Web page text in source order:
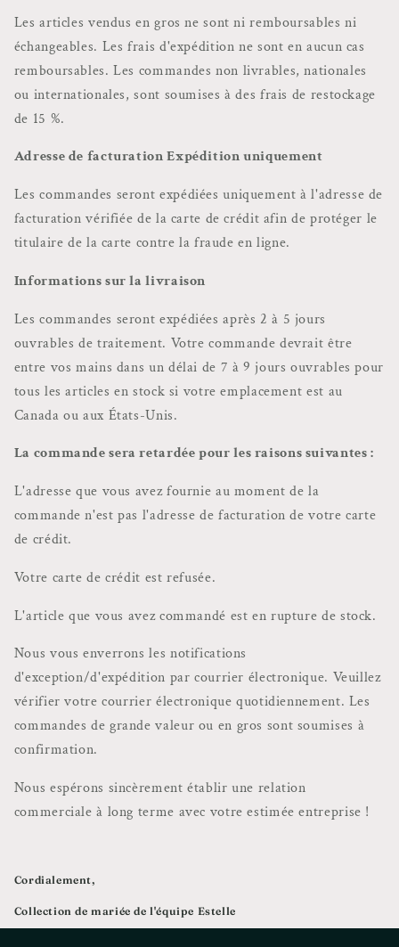
Les articles vendus en gros ne sont ni remboursables ni
échangeables. Les frais d'expédition ne sont en aucun cas
remboursables. Les commandes non livrables, nationales
ou internationales, sont soumises à des frais de restockage
de 15 %.
Adresse de facturation Expédition uniquement
Les commandes seront expédiées uniquement à l'adresse de
facturation vérifiée de la carte de crédit afin de protéger le
titulaire de la carte contre la fraude en ligne.
Informations sur la livraison
Les commandes seront expédiées après 2 à 5 jours
ouvrables de traitement. Votre commande devrait être
entre vos mains dans un délai de 7 à 9 jours ouvrables pour
tous les articles en stock si votre emplacement est au
Canada ou aux États-Unis.
La commande sera retardée pour les raisons suivantes :
L'adresse que vous avez fournie au moment de la
commande n'est pas l'adresse de facturation de votre carte
de crédit.
Votre carte de crédit est refusée.
L'article que vous avez commandé est en rupture de stock.
Nous vous enverrons les notifications
d'exception/d'expédition par courrier électronique. Veuillez
vérifier votre courrier électronique quotidiennement. Les
commandes de grande valeur ou en gros sont soumises à
confirmation.
Nous espérons sincèrement établir une relation
commerciale à long terme avec votre estimée entreprise !
Cordialement,
Collection de mariée de l'équipe Estelle